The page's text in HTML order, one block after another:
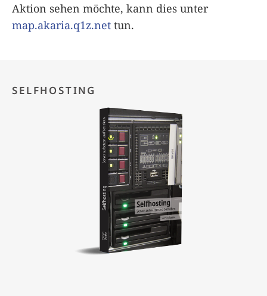
Aktion sehen möchte, kann dies unter
map.akaria.q1z.net tun.
SELFHOSTING